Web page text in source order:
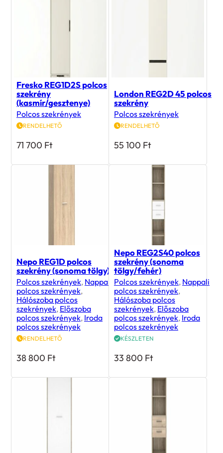
Fresko REG1D2S polcos
szekrény
(kasmír/gesztenye)
Polcos szekrények
RENDELHETŐ
71 700 Ft
London REG2D 45 polcos
szekrény
Polcos szekrények
RENDELHETŐ
55 100 Ft
Nepo REG1D polcos
szekrény (sonoma tölgy)
Polcos szekrények, Nappali
polcos szekrények,
Hálószoba polcos
szekrények, Előszoba
polcos szekrények, Iroda
polcos szekrények
RENDELHETŐ
38 800 Ft
Nepo REG2S40 polcos
szekrény (sonoma
tölgy/fehér)
Polcos szekrények, Nappali
polcos szekrények,
Hálószoba polcos
szekrények, Előszoba
polcos szekrények, Iroda
polcos szekrények
KÉSZLETEN
33 800 Ft